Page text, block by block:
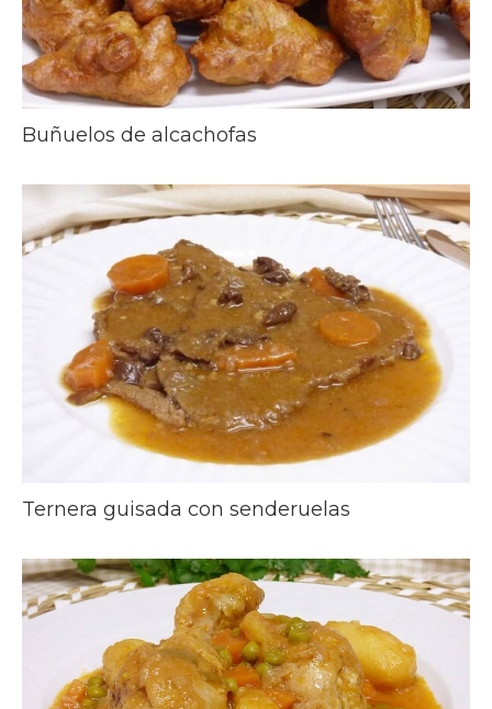
Buñuelos de alcachofas
Ternera guisada con senderuelas